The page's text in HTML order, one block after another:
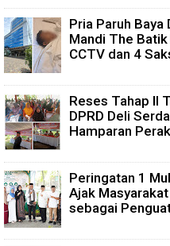
Pria Paruh
Mandi The
CCTV dan 4
Reses Tahap II
DPRD Deli
Hamparan Perak
Peringatan 1
Ajak
sebagai